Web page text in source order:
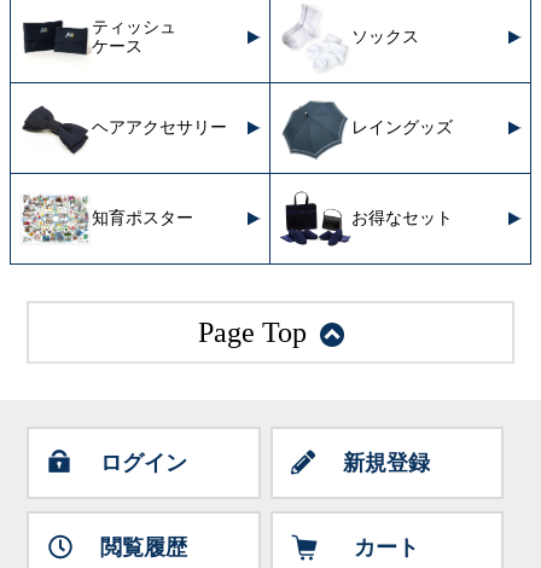
ティッシュ
ケース
ソックス
ヘアアクセサリー レイングッズ
知育ポスター お得なセット
Page Top
ログイン 新規登録
閲覧履歴 カート